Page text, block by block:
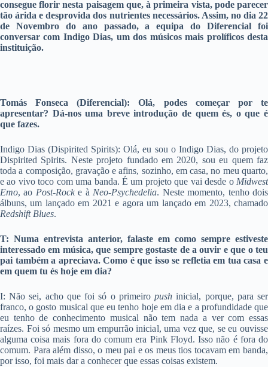
consegue florir nesta paisagem que, à primeira vista, pode parecer
tão árida e desprovida dos nutrientes necessários. Assim, no dia 22
de Novembro do ano passado, a equipa do Diferencial foi
conversar com Indigo Dias, um dos músicos mais prolíficos desta
instituição.
Tomás Fonseca (Diferencial): Olá, podes começar por te
apresentar? Dá-nos uma breve introdução de quem és, o que é
que fazes.
Indigo Dias (Dispirited Spirits): Olá, eu sou o Indigo Dias, do projeto
Dispirited Spirits. Neste projeto fundado em 2020, sou eu quem faz
toda a composição, gravação e afins, sozinho, em casa, no meu quarto,
e ao vivo toco com uma banda. É um projeto que vai desde o Midwest
Emo, ao Post-Rocke à Neo-Psychedelia. Neste momento, tenho dois
álbuns, um lançado em 2021 e agora um lançado em 2023, chamado
Redshift Blues.
T: Numa entrevista anterior, falaste em como sempre estiveste
interessado em música, que sempre gostaste de a ouvir e que o teu
pai também a apreciava. Como é que isso se refletia em tua casa e
em quem tu és hoje em dia?
I: Não sei, acho que foi só o primeiropushinicial, porque, para ser
franco, o gosto musical que eu tenho hoje em dia e a profundidade que
eu tenho de conhecimento musical não tem nada a ver com essas
raízes. Foi só mesmo um empurrão inicial, uma vez que, se eu ouvisse
alguma coisa mais fora do comum era Pink Floyd. Isso não é fora do
comum. Para além disso, o meu pai e os meus tios tocavam em banda,
por isso, foi mais dar a conhecer que essas coisas existem.